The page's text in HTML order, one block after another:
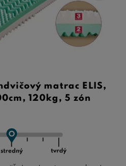
matrac ELIS,
120kg, 5 zón